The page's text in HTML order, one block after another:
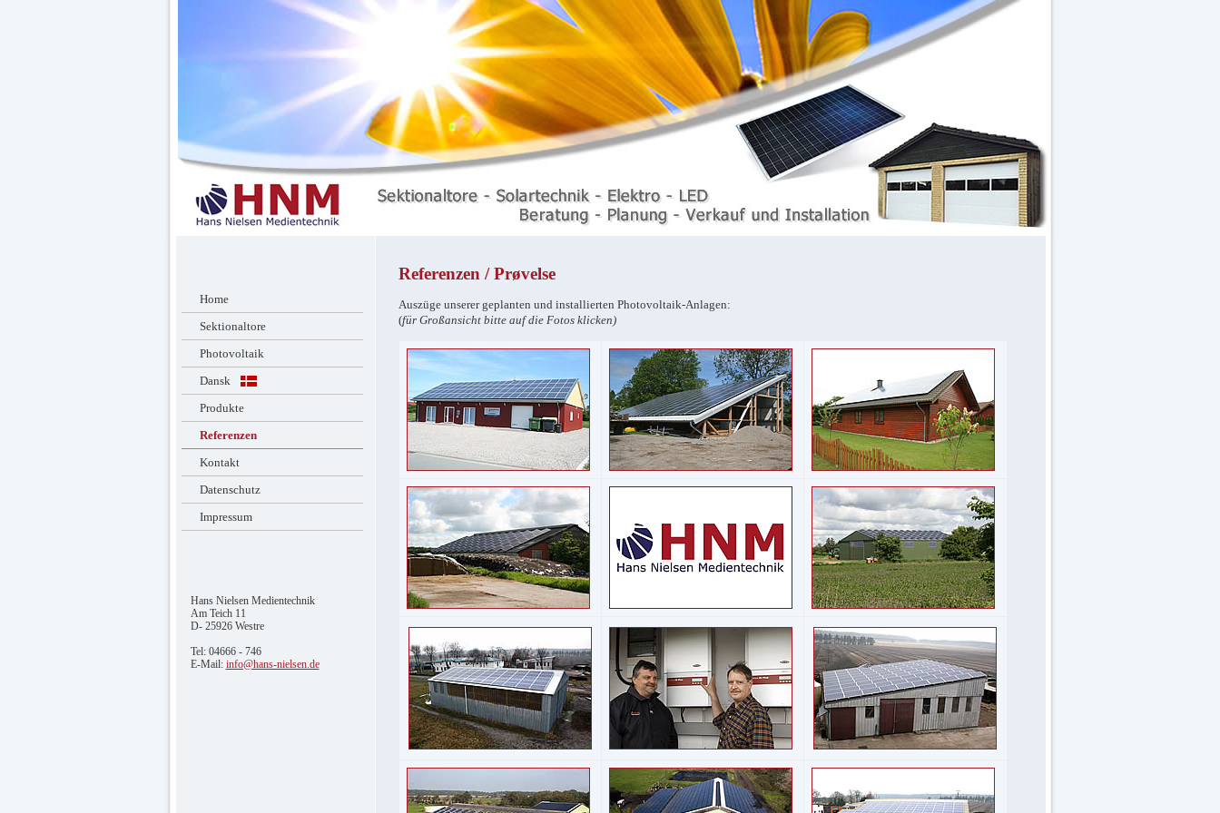
Home
Sektionaltore
Photovoltaik
Dansk
Produkte
Referenzen
Kontakt
Datenschutz
Impressum
Hans Nielsen Medientechnik
Am Teich 11
D- 25926 Westre
Tel: 04666 - 746
E-Mail: info@hans-nielsen.de
Referenzen /Prøvelse
Auszüge unserer geplanten und installierten Photovoltaik-Anlagen:
(für Großansicht bitte auf die Fotos klicken)